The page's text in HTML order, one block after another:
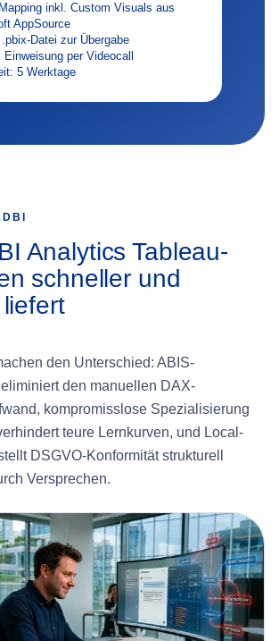
inkl. Custom Visuals aus
AppSource
.pbix-Datei zur Übergabe
per Videocall
5 Werktage
DBI
Analytics Tableau-
schneller und
den Unterschied: ABIS-
den manuellen DAX-
kompromisslose Spezialisierung
teure Lernkurven, und Local-
DSGVO-Konformität strukturell
Versprechen.